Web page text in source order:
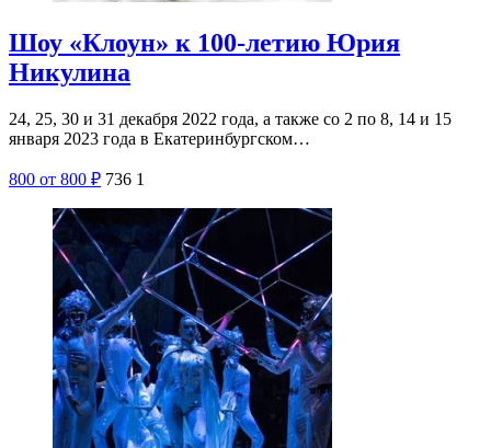
Шоу «Клоун» к 100-летию Юрия
Никулина
24, 25, 30 и 31 декабря 2022 года, а также со 2 по 8, 14 и 15
января 2023 года в Екатеринбургском…
800 от 800 ₽ 736 1